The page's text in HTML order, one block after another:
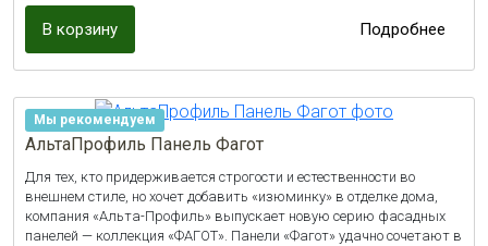
В корзину Подробнее
Мы рекомендуем
АльтаПрофиль Панель Фагот
Для тех, кто придерживается строгости и естественности во
внешнем стиле, но хочет добавить «изюминку» в отделке дома,
компания «Альта-Профиль» выпускает новую серию фасадных
панелей — коллекция «ФАГОТ». Панели «Фагот» удачно сочетают в